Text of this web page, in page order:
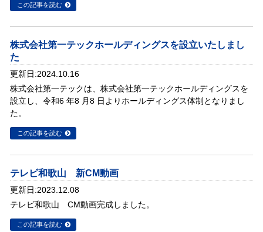
この記事を読む
株式会社第一テックホールディングスを設立いたしまし
た
更新日:2024.10.16
株式会社第一テックは、株式会社第一テックホールディングスを
設立し、令和6 年8 月8 日よりホールディングス体制となりまし
た。
この記事を読む
テレビ和歌山 新CM動画
更新日:2023.12.08
テレビ和歌山 CM動画完成しました。
この記事を読む